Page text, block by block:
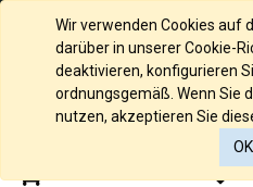
Deutsch
0
Wir verwenden Cookies auf
darüber in unserer Cookie-
deaktivieren, konfigurieren
ordnungsgemäß. Wenn Sie
nutzen, akzeptieren Sie
OK